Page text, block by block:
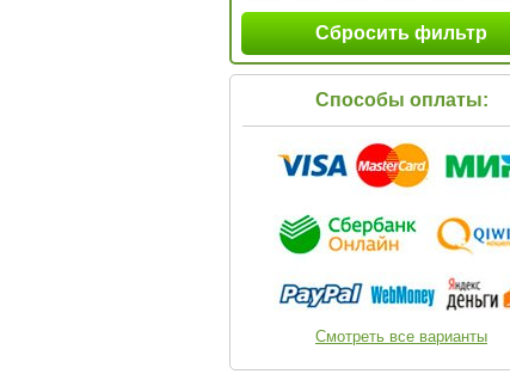
Сбросить фильтр
Способы оплаты:
Смотреть все варианты